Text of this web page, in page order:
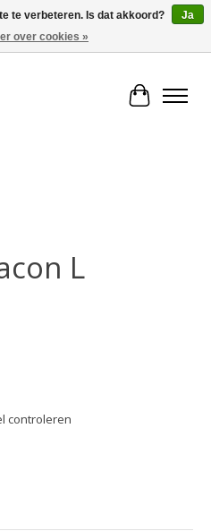
meer!
L
is
controleren
te verbeteren. Is dat akkoord?
Ja
over cookies »